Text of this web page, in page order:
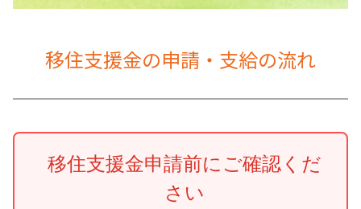
移住支援金の申請・支給の流れ
移住支援金申請前にご確認くだ
さい